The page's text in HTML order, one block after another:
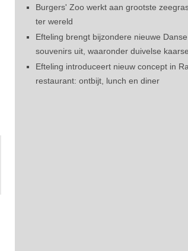
Burgers' Zoo werkt aan grootste
ter wereld
Efteling brengt bijzondere nieuwe
souvenirs uit, waaronder duivelse
Efteling introduceert nieuw concept in
restaurant: ontbijt, lunch en diner